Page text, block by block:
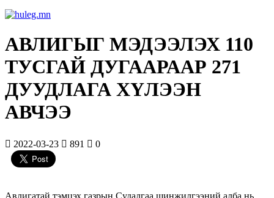
АВЛИГЫГ МЭДЭЭЛЭХ 110
ТУСГАЙ ДУГААРААР 271
ДУУДЛАГА ХҮЛЭЭН
АВЧЭЭ
2022-03-23 891 0
Авлигатай тэмцэх газрын Судалгаа шинжилгээний алба нь